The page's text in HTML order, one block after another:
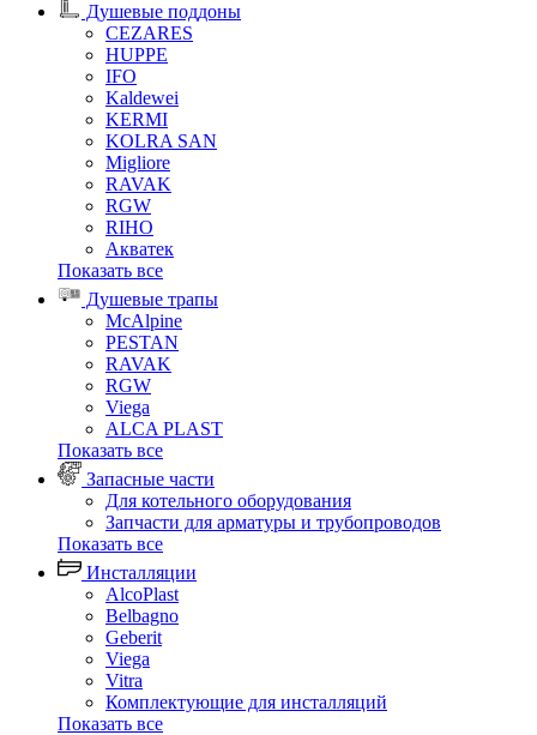
Душевые поддоны
CEZARES
HUPPE
IFO
Kaldewei
KERMI
KOLRA SAN
Migliore
RAVAK
RGW
RIHO
Акватек
Показать все
Душевые трапы
McAlpine
PESTAN
RAVAK
RGW
Viega
АLCA PLAST
Показать все
Запасные части
Для котельного оборудования
Запчасти для арматуры и трубопроводов
Показать все
Инсталляции
AlcoPlast
Belbagno
Geberit
Viega
Vitra
Комплектующие для инсталляций
Показать все